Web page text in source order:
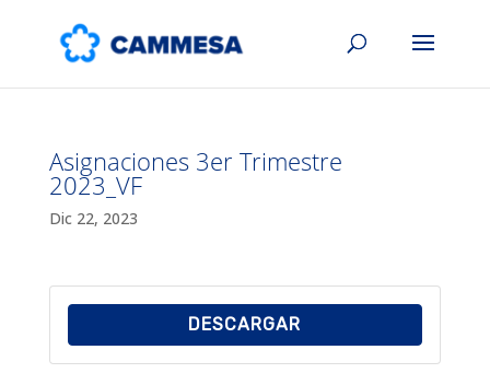
Asignaciones 3er Trimestre
2023_VF
Dic 22, 2023
DESCARGAR